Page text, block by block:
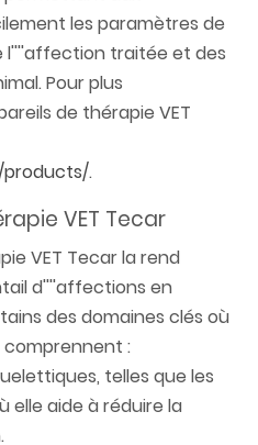
les paramètres de
traitée et des
Pour plus
de thérapie VET
.
VET Tecar
VET Tecar la rend
d''''affections en
des domaines clés où
:
telles que les
elle aide à réduire la